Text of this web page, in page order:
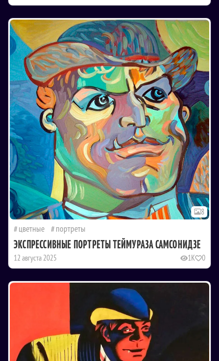
8
цветные портреты
ЭКСПРЕССИВНЫЕ ПОРТРЕТЫ ТЕЙМУРАЗА САМСОНИДЗЕ
12 августа 2025 1K 0